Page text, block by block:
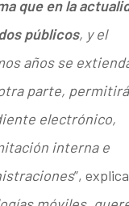
que en la
públicos, y el
años se
parte, permitirá
electrónico,
interna e
”,